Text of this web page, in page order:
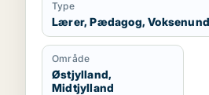
Type
Lærer, Pædagog,
Område
Østjylland,
Midtjylland